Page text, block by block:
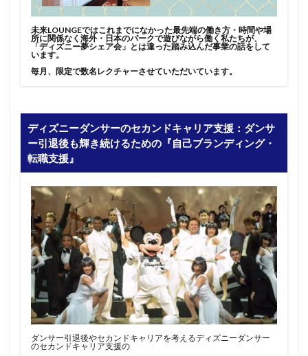
未来LOUNGEではこれまでになかった最先端の働き方・時間や場
所に関係なく海外・日本のパークで遊びながら働く私たちが、
「ディズニー夢シェア会」とは違った踏み込んだ事業の話をして
います。
毎月、限定で数名レクチャーさせていただいています。
ディズニーダンサーのセカンドキャリア支援：ダンサ
ー引退後も輝き続けるための『自己ブランディング・
転職支援』
ダンサー引退後やセカンドキャリアを考えるディズニーダンサー
のセカンドキャリア支援の